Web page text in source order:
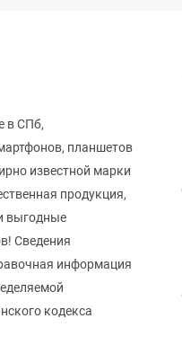
iPhone 11 Pro
в СПб,
планшетов
известной марки
продукция,
выгодные
Сведения
информация
кодекса